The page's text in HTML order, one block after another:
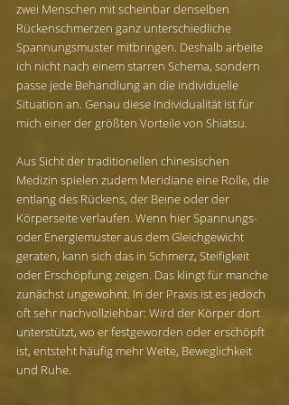
zwei Menschen mit scheinbar denselben
Rückenschmerzen ganz unterschiedliche
Spannungsmuster mitbringen. Deshalb arbeite
ich nicht nach einem starren Schema, sondern
passe jede Behandlung an die individuelle
Situation an. Genau diese Individualität ist für
mich einer der größten Vorteile von Shiatsu.
Aus Sicht der traditionellen chinesischen
Medizin spielen zudem Meridiane eine Rolle, die
entlang des Rückens, der Beine oder der
Körperseite verlaufen. Wenn hier Spannungs-
oder Energiemuster aus dem Gleichgewicht
geraten, kann sich das in Schmerz, Steifigkeit
oder Erschöpfung zeigen. Das klingt für manche
zunächst ungewohnt. In der Praxis ist es jedoch
oft sehr nachvollziehbar: Wird der Körper dort
unterstützt, wo er festgeworden oder erschöpft
ist, entsteht häufig mehr Weite, Beweglichkeit
und Ruhe.